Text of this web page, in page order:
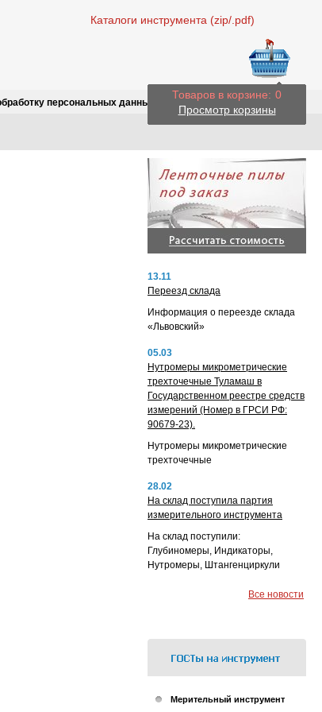
Каталоги инструмента (zip/.pdf)
персональных данных
Товаров в корзине: 0
Просмотр корзины
13.11
Переезд склада
Информация о переезде склада
«Львовский»
05.03
Нутромеры микрометрические
трехточечные Туламаш в
Государственном реестре средств
измерений (Номер в ГРСИ РФ:
90679-23).
Нутромеры микрометрические
трехточечные
28.02
На склад поступила партия
измерительного инструмента
На склад поступили:
Глубиномеры, Индикаторы,
Нутромеры, Штангенциркули
Все новости
Мерительный инструмент